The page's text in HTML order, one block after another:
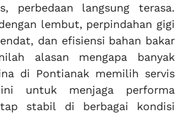
perbedaan langsung terasa.
lembut, perpindahan gigi
dan efisiensi bahan bakar
alasan mengapa banyak
di Pontianak memilih servis
untuk menjaga performa
stabil di berbagai kondisi